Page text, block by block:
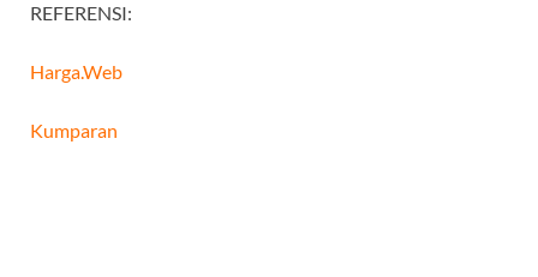
REFERENSI:
Harga.Web
Kumparan